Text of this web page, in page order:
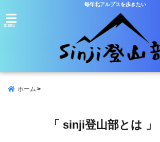
毎年北アルプスを歩きたい
menu
ホーム
「 sinji登山部とは 」